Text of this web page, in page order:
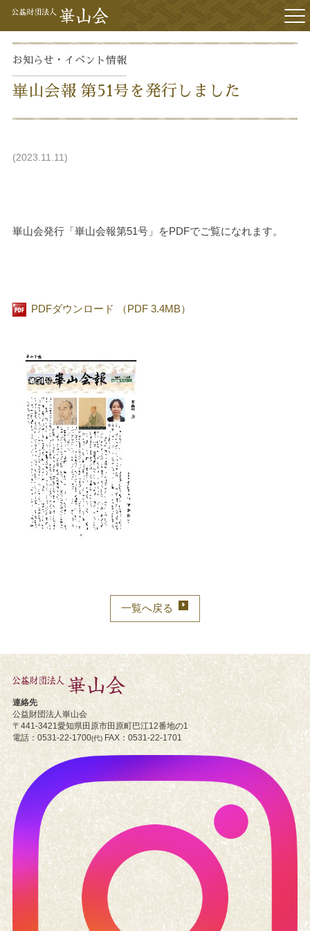
お知らせ・イベント 情報
崋山会報 第51号を発行しました
2023.11.11
崋山会発行「崋山会報第51号」をPDFでご覧になれます。
PDFダウンロード （PDF 3.4MB）
一覧へ戻る
連絡先
公益財団法人崋山会
〒441-3421愛知県田原市田原町巴江12番地の1
電話
0531-22-1700(代) FAX 0531-22-1701